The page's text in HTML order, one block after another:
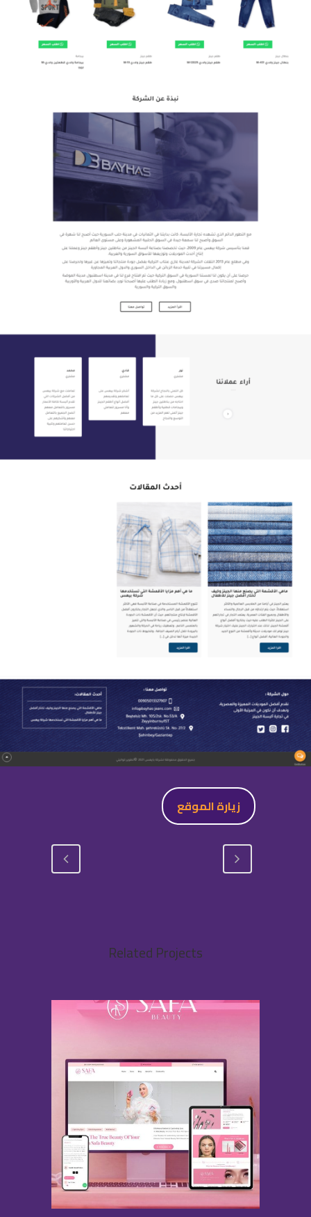
زيارة الموقع
Related Projects